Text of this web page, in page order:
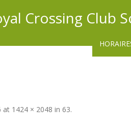
Crossing Club
at 1424 × 2048 in 63.